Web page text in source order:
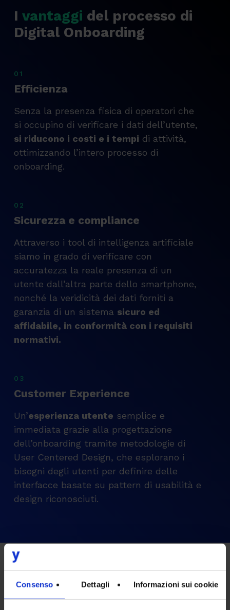
Consenso Dettagli Informazioni sui cookie
Ivantaggi del processo di
Digital Onboarding
01
Efficienza
Senza la presenza fisica di operatori che
si occupino di verificare i dati dell’utente,
si riducono i costi e i tempi di attività,
ottimizzando l’intero processo di
onboarding.
02
Sicurezza e compliance
Attraverso i tool di intelligenza artificiale
siamo in grado di verificare con
accuratezza la reale presenza di un
utente dall’altra parte dello smartphone,
nonché la veridicità dei dati forniti a
garanzia di un sistema sicuro ed
affidabile, in conformità con i requisiti
normativi.
03
Customer Experience
Un’esperienza utente semplice e
immediata grazie alla progettazione
dell’onboarding tramite metodologie di
User Centered Design, che esplorano i
bisogni degli utenti per definire delle
interfacce basate su pattern di usabilità e
design riconosciuti.
Come funziona il Digital